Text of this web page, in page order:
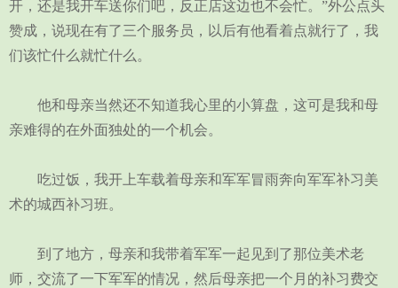
开，还是我开车送你们吧，反正店这边也不会忙。”外公点头
赞成，说现在有了三个服务员，以后有他看着点就行了，我
们该忙什么就忙什么。
他和母亲当然还不知道我心里的小算盘，这可是我和母
亲难得的在外面独处的一个机会。
吃过饭，我开上车载着母亲和军军冒雨奔向军军补习美
术的城西补习班。
到了地方，母亲和我带着军军一起见到了那位美术老
师，交流了一下军军的情况，然后母亲把一个月的补习费交